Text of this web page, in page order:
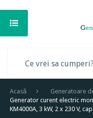
Acasă
Generatoare
Generator curent electric
KM4000A, 3 kW, 2 x 230 V,